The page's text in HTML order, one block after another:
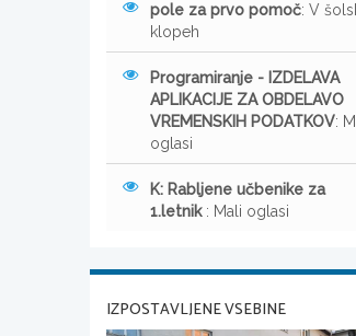
pole za prvo pomoč: V
klopeh
Programiranje - IZDELAVA
APLIKACIJE ZA OBDELAVO
VREMENSKIH PODATKOV:
oglasi
K: Rabljene učbenike za
1.letnik : Mali oglasi
IZPOSTAVLJENE VSEBINE